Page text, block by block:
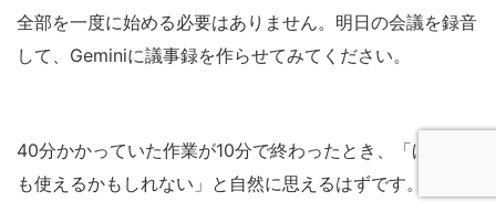
全部を一度に始める必要はありません。明日の会議を録音
して、Geminiに議事録を作らせてみてください。
40分かかっていた作業が10分で終わったとき、「ほかに
も使えるかもしれない」と自然に思えるはずです。